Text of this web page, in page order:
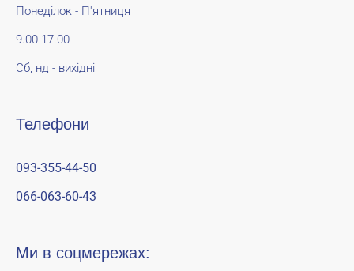
Понеділок - П'ятниця
9.00-17.00
Сб, нд - вихідні
Телефони
093-355-44-50
066-063-60-43
Ми в соцмережах: